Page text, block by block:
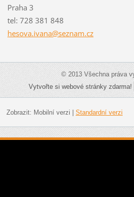
Praha 3
tel: 728 381 848
hesova.ivana@seznam.cz
© 2013 Všechna práva
Vytvořte si webové stránky zdarma!
Zobrazit: Mobilní verzi Standardní verzi